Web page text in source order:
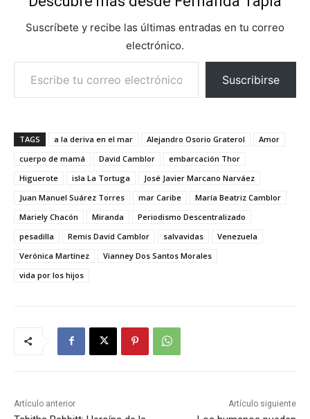
Suscríbete y recibe las últimas entradas en tu correo
electrónico.
Escribe tu correo electrónico…
Suscribirse
TAGS a la deriva en el mar Alejandro Osorio Graterol
Amor
cuerpo de mamá
David Camblor
embarcación Thor
Higuerote
isla La Tortuga
José Javier Marcano Narváez
Juan Manuel Suárez Torres
mar Caribe
María Beatriz Camblor
Mariely Chacón
Miranda
Periodismo Descentralizado
pesadilla
Remis David Camblor salvavidas
Venezuela
Verónica Martínez
Vianney Dos Santos Morales
vida por los hijos
Artículo anterior Artículo siguiente